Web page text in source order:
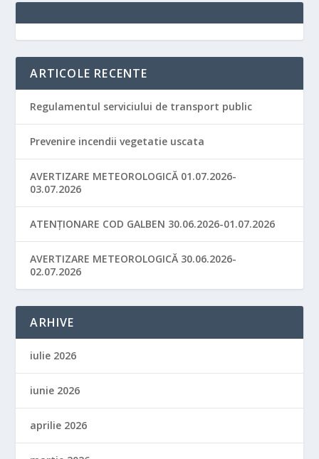
ARTICOLE RECENTE
Regulamentul serviciului de transport public
Prevenire incendii vegetatie uscata
AVERTIZARE METEOROLOGICĂ 01.07.2026-
03.07.2026
ATENȚIONARE COD GALBEN 30.06.2026-01.07.2026
AVERTIZARE METEOROLOGICĂ 30.06.2026-
02.07.2026
ARHIVE
iulie 2026
iunie 2026
aprilie 2026